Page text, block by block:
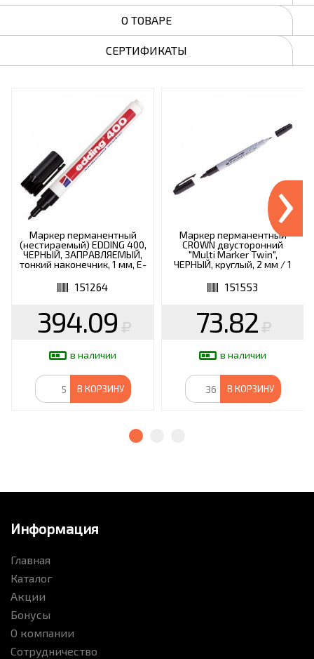
О ТОВАРЕ
СЕРТИФИКАТЫ
Маркер перманентный
(нестираемый) EDDING 400,
ЧЕРНЫЙ, ЗАПРАВЛЯЕМЫЙ,
тонкий наконечник, 1 мм, E-
151264
394.09
в наличии
В КОРЗИНУ
Маркер перманентный
CROWN двусторонний
"Multi Marker Twin",
ЧЕРНЫЙ, круглый, 2 мм / 1
151553
73.82
в наличии
В КОРЗИНУ
›
Информация
Главная
Каталог
Акции
Бонусы
О компании
Сотрудничество